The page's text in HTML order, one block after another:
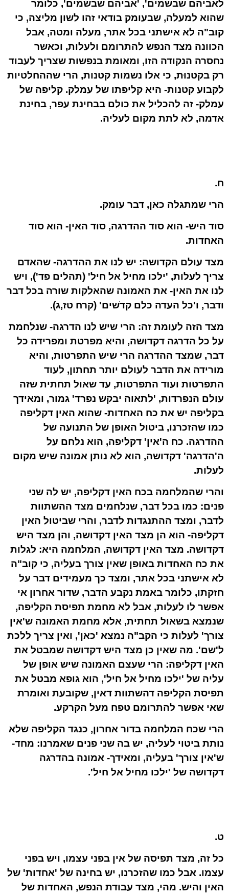
לאביהם שבשמים', 'אביהם שבשמים', כלומר
שהוא למעלה, שבעומק בודאי זהו לשון מליצה, כי
קוב"ה לא אישתני בכל אתר, מעלה ומטה, אבל
הכוונה מצד הנפש להתרומם ולעלות, וכאשר
נחסרה הנקודה הזו, ומאומת בנפשות שצריך לעבוד
רק בקטנוּת, כי אלו נשמות קטנות, הרי שההחלטיות
לקבוע קטנות- היא קליפתו של עמלק. קליפה של
עמלק- זה להכליל את כולם בבחינת עפר, בחינת
אדמה, לא לתת מקום לעליה.
ח.
הרי שמתגלה כאן, דבר עומק.
סוד היש- הוא סוד ההדרגה, סוד האין- הוא סוד
האחדות.
מצד עולם הקדושה: יש לנו את ההדרגה- שהאדם
צריך לעלות, 'ילכו מחיל אל חיל' (תהלים פד'), ויש
לנו את האין- את האמונה שהאלקות שורה בכל דבר
ודבר, ו'כל העדה כלם קדֹשים' (קרח טז,ג).
מצד הזה לעומת זה: הרי שיש לנו הדרגה- שנלחמת
על כל הדרגה דקדושה, והיא מפרטת ומפרידה כל
דבר, שמצד ההדרגה הרי שיש התפרטות, והיא
מורידה את הדבר לעולם יותר תחתון, לעוד
התפרטות ועוד התפרטות, עד שאול תחתית שזה
עולם הנפרדות, 'לתאוה יבקש נפרד' גמור, ומאידך
בקליפה יש את כח האחדות- שהוא האין דקליפה
כמו שהזכרנו, ביטול האופן של התנועה של
ההדרגה. כח ה'אין' דקליפה, הוא נלחם על
ה'הדרגה' דקדושה, הוא לא נותן אמונה שיש מקום
לעלות.
והרי שהמלחמה בכח האין דקליפה, יש לה שני
פנים: כמו בכל דבר, שנלחמים מצד ההשתוות
לדבר, ומצד ההתנגדות לדבר, והרי שביטול האין
דקליפה- הוא הן מצד האין דקדושה, והן מצד היש
דקדושה. מצד האין דקדושה, המלחמה היא: לגלות
את כח האחדות באופן שאין צורך בעליה, כי קוב"ה
לא אישתני בכל אתר, ומצד כך מעמידים דבר על
חזקתו, כלומר באמת נקבע הדבר, שדור אחרון אי
אפשר לו לעלות, אבל לא מחמת תפיסת הקליפה,
שנמצא בשאול תחתית, אלא מחמת האמונה ש'אין
צורך' לעלות כי הקב"ה נמצא 'כאן', ואין צריך ללכת
ל'שם'. מה שאין כן מצד היש דקדושה שמבטל את
האין דקליפה: הרי שעצם האמונה שיש אופן של
עליה של 'ילכו מחיל אל חיל', הוא גופא מבטל את
תפיסת הקליפה דהשתוות דאין, שקובעת ואומרת
שאי אפשר להתרומם טפח מעל הקרקע.
הרי שכח המלחמה בדור אחרון, כנגד הקליפה שלא
נותת ביטוי לעליה, יש בה שני פנים שאמרנו: מחד-
ש'אין צורך' בעליה, ומאידך- אמונה בהדרגה
דקדושה של 'ילכו מחיל אל חיל'.
ט.
כל זה, מצד תפיסה של אין בפני עצמו, ויש בפני
עצמו. אבל כמו שהזכרנו, יש בחינה של 'אחדות' של
האין והיש. מהי, מצד עבודת הנפש, האחדות של